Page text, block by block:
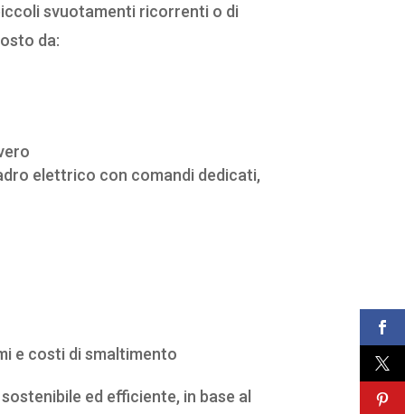
svuotamenti ricorrenti o di
da:
elettrico con comandi dedicati,
e costi di smaltimento
ed efficiente, in base al